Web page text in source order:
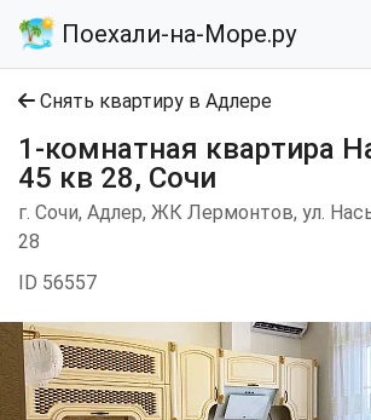
Поехали-на-Море.ру
Снять квартиру в Адлере
1-комнатная квартира
45 кв 28, Сочи
г. Сочи, Адлер, ЖК Лермонтов, ул.
28
ID 56557